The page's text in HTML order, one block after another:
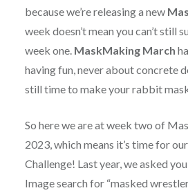
because we’re releasing a new
week doesn’t mean you can’t still
week one. MaskMaking March
having fun, never about concrete
still time to make your rabbit
So here we are at week two of
2023, which means it’s time for
Challenge! Last year, we asked
Image search for “masked